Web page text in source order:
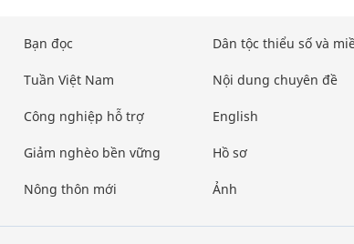
Bạn đọc
Tuần Việt Nam
Công nghiệp hỗ trợ
Giảm nghèo bền vững
Nông thôn mới
Dân tộc thiểu số và
Nội dung chuyên đề
English
Hồ sơ
Ảnh